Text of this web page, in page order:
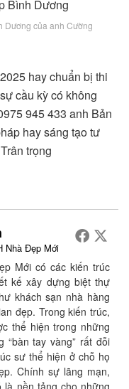
Dương của anh Cường
hay chuẩn bị thi
cầu kỳ có không
945 433 anh Bản
hay sáng tạo tư
trọng
Nhà Đẹp Mới
Mới có các kiến trúc
kế xây dựng biệt thự
khách sạn nhà hàng
đẹp. Trong kiến trúc,
thể hiện trong những
tay vàng” rất đỗi
sư thể hiện ở chỗ họ
Chính sự lãng mạn,